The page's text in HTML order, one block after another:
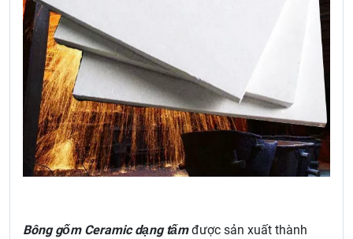
Bông gốm Ceramic dạng tấmđược sản xuất thành